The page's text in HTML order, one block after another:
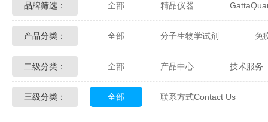
品牌筛选： 全部 精品仪器
Glycon Biochem Sterlitech
Echelon Biosciences Verichem
Affinity Biologicals Kingfisher
产品分类： 全部 分子生物学试剂 免
化学及生物化学试剂 材料学试剂
二级分类： 全部 产品中心 技术服务
配送方式 售后服务
三级分类： 全部 联系方式Contact Us